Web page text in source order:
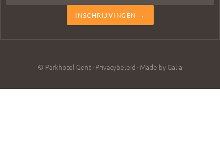
INSCHRIJVINGEN →
© Parkhotel Gent · Privacybeleid · Made by Galia